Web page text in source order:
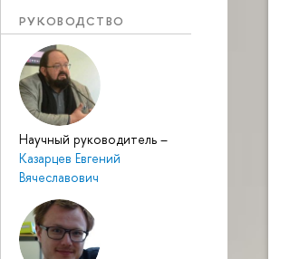
РУКОВОДСТВО
Научный руководитель –
Казарцев Евгений
Вячеславович